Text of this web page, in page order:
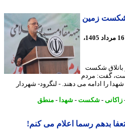
زمین
3 روز پیش - جمعه 16 مرداد 1405،
شکست
گفت: مردم
را ادامه می دهند. - لنگرود- شهردار
-شکست-شهدا-منطق
بدهم رسما اعلام می کنم!